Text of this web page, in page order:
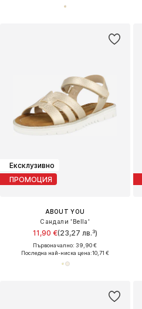
Ексклузивно
ПРОМОЦИЯ
ABOUT YOU
Сандали 'Bella'
11,90 €(23,27 лв.³)
Първоначално: 39,90 €
Последна най-ниска цена:10,71 €